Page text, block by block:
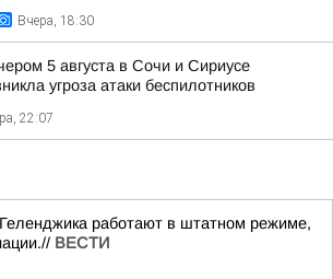
Вчера, 18:30
5 августа в Сочи и Сириусе
угроза атаки беспилотников
22:07
работают в штатном режиме,
ВЕСТИ